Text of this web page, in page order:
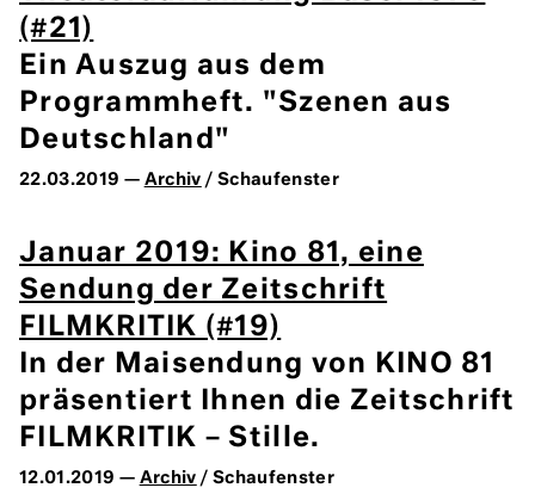
(#21)
Ein Auszug aus dem
Programmheft. "Szenen aus
Deutschland"
22.03.2019 — Archiv / Schaufenster
Januar 2019: Kino 81, eine
Sendung der Zeitschrift
FILMKRITIK (#19)
In der Maisendung von KINO 81
präsentiert Ihnen die Zeitschrift
FILMKRITIK – Stille.
12.01.2019 — Archiv / Schaufenster